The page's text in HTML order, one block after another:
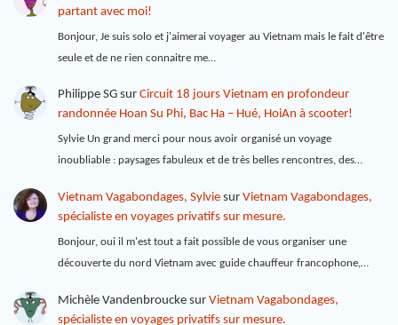
partant avec moi!
Bonjour, Je suis solo et j'aimerai voyager au Vietnam mais le fait d'être
seule et de ne rien connaitre me…
Philippe SGsur Circuit 18 jours Vietnam en profondeur
randonnée Hoan Su Phi, Bac Ha – Hué, HoiAn à scooter!
Sylvie Un grand merci pour nous avoir organisé un voyage
inoubliable : paysages fabuleux et de très belles rencontres, des…
Vietnam Vagabondages, Sylviesur Vietnam Vagabondages,
spécialiste en voyages privatifs sur mesure.
Bonjour, oui il m'est tout a fait possible de vous organiser une
découverte du nord Vietnam avec guide chauffeur francophone,…
Michèle Vandenbrouckesur Vietnam Vagabondages,
spécialiste en voyages privatifs sur mesure.